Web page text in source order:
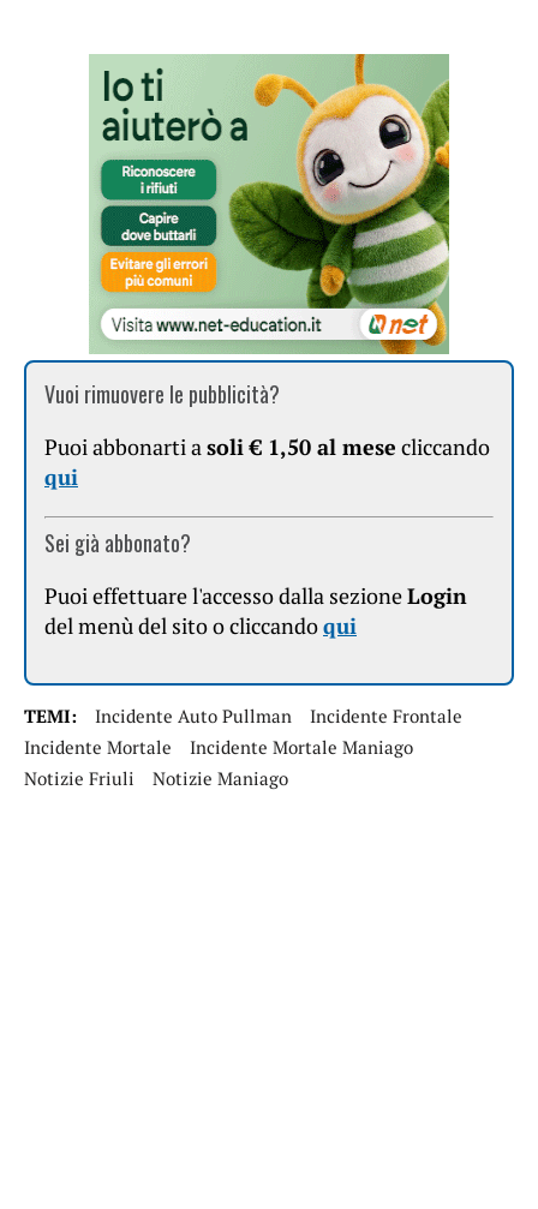
Vuoi rimuovere le pubblicità?
Puoi abbonarti asoli € 1,50 al mese cliccando
qui
Sei già abbonato?
Puoi effettuare l'accesso dalla sezioneLogin
del menù del sito o cliccandoqui
TEMI: Incidente Auto Pullman
Incidente Frontale
Incidente Mortale
Incidente Mortale Maniago
Notizie Friuli
Notizie Maniago